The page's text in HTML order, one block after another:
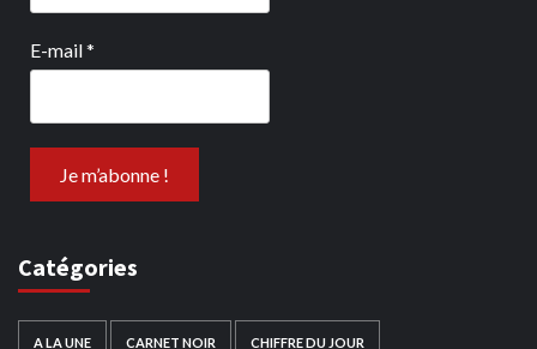
E-mail*
Catégories
A LA UNE CARNET NOIR CHIFFRE DU JOUR